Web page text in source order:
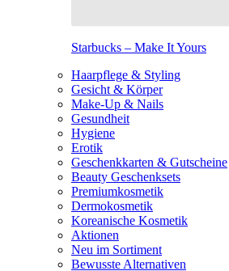
Starbucks – Make It Yours
Haarpflege & Styling
Gesicht & Körper
Make-Up & Nails
Gesundheit
Hygiene
Erotik
Geschenkkarten & Gutscheine
Beauty Geschenksets
Premiumkosmetik
Dermokosmetik
Koreanische Kosmetik
Aktionen
Neu im Sortiment
Bewusste Alternativen